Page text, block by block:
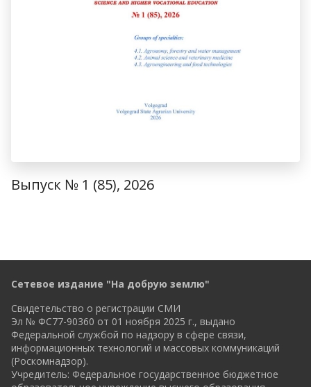
Выпуск № 1 (85), 2026
Сетевое издание "На добрую землю"
Свидетельство о регистрации СМИ
Эл № ФС77-90360 от 01 ноября 2025 г., выдано
Федеральной службой по надзору в сфере связи,
информационных технологий и массовых коммуникаций
(Роскомнадзор).
Учредитель: Федеральное государственное бюджетное